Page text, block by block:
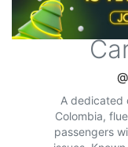
A dedicated
Colombia,
passengers